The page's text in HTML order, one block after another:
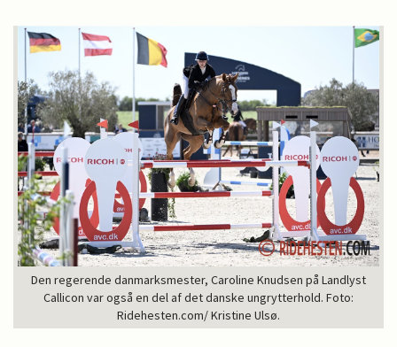
Den regerende danmarksmester, Caroline Knudsen på Landlyst
Callicon var også en del af det danske ungrytterhold. Foto:
Ridehesten.com/ Kristine Ulsø.